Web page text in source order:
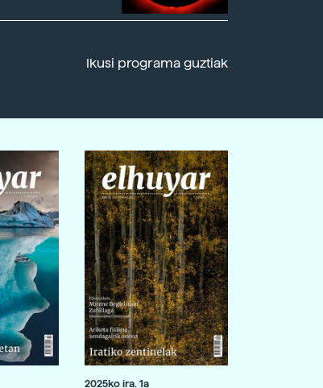
Ikusi programa guztiak
2025ko ira. 1a